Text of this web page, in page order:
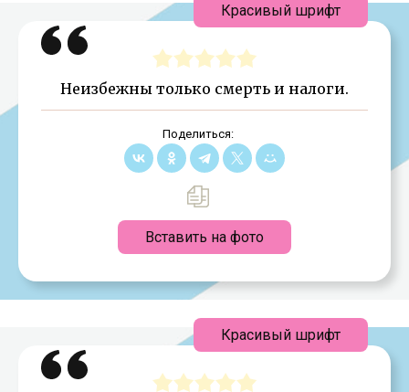
Неизбежны только смерть и налоги.
Поделиться:
Вставить на фото
Красивый шрифт
Красивый шрифт